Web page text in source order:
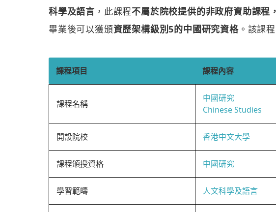
科學及語言 ，此課程不屬於院校提供的非政府資助課
畢業後可以獲頒資歷架構級別5的中國研究資格。該課
課程項目 課程內容
課程名稱
中國研究
Chinese Studies
開設院校 香港中文大學
課程頒授資格 中國研究
學習範疇 人文科學及語言